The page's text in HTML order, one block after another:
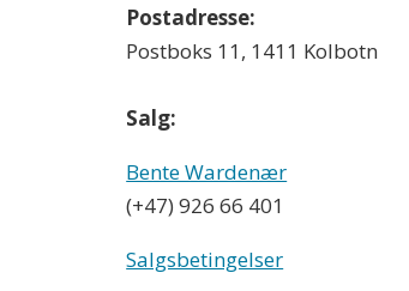
Postadresse:
Postboks 11, 1411 Kolbotn
Salg:
Bente Wardenær
(+47) 926 66 401
Salgsbetingelser